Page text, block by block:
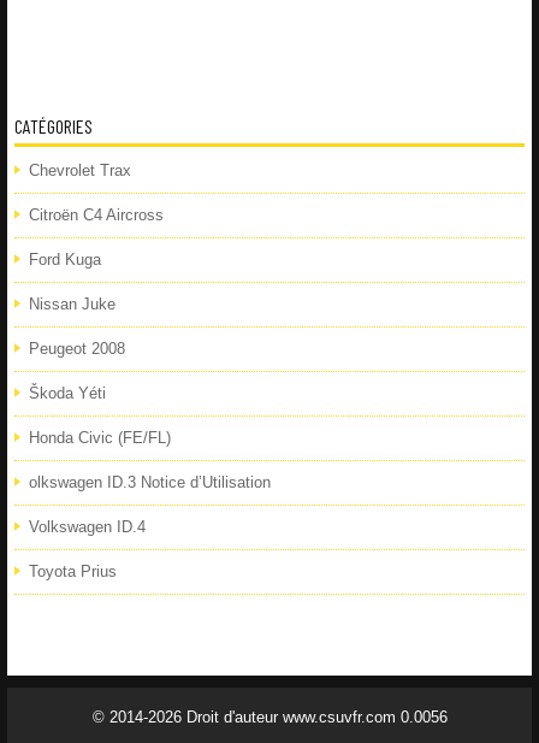
CATÉGORIES
Chevrolet Trax
Citroën C4 Aircross
Ford Kuga
Nissan Juke
Peugeot 2008
Škoda Yéti
Honda Civic (FE/FL)
olkswagen ID.3 Notice d’Utilisation
Volkswagen ID.4
Toyota Prius
© 2014-2026 Droit d'auteur www.csuvfr.com 0.0056